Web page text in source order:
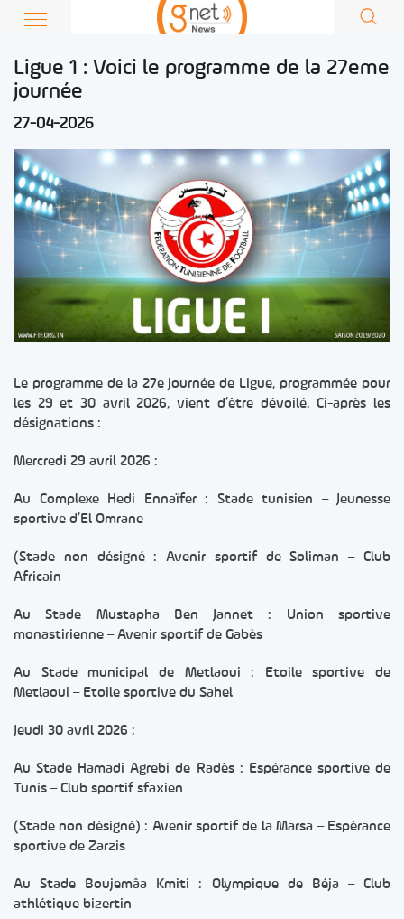
Ligue 1 : Voici le programme de la 27eme
journée
27-04-2026
Le programme de la 27e journée de Ligue, programmée pour
les 29 et 30 avril 2026, vient d’être dévoilé. Ci-après les
désignations :
Mercredi 29 avril 2026 :
Au Complexe Hedi Ennaïfer : Stade tunisien – Jeunesse
sportive d’El Omrane
(Stade non désigné : Avenir sportif de Soliman – Club
Africain
Au Stade Mustapha Ben Jannet : Union sportive
monastirienne – Avenir sportif de Gabès
Au Stade municipal de Metlaoui : Etoile sportive de
Metlaoui – Etoile sportive du Sahel
Jeudi 30 avril 2026 :
Au Stade Hamadi Agrebi de Radès : Espérance sportive de
Tunis – Club sportif sfaxien
(Stade non désigné) : Avenir sportif de la Marsa – Espérance
sportive de Zarzis
Au Stade Boujemâa Kmiti : Olympique de Béja – Club
athlétique bizertin